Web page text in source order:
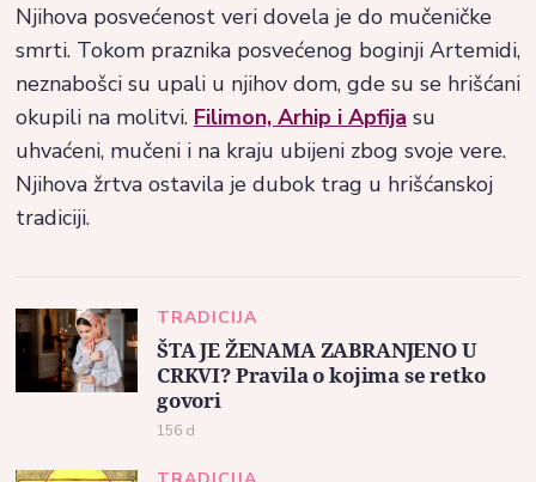
Njihova posvećenost veri dovela je do mučeničke
smrti. Tokom praznika posvećenog boginji Artemidi,
neznabošci su upali u njihov dom, gde su se hrišćani
okupili na molitvi. Filimon, Arhip i Apfija su
uhvaćeni, mučeni i na kraju ubijeni zbog svoje vere.
Njihova žrtva ostavila je dubok trag u hrišćanskoj
tradiciji.​
TRADICIJA
ŠTA JE ŽENAMA ZABRANJENO U
CRKVI? Pravila o kojima se retko
govori
156 d